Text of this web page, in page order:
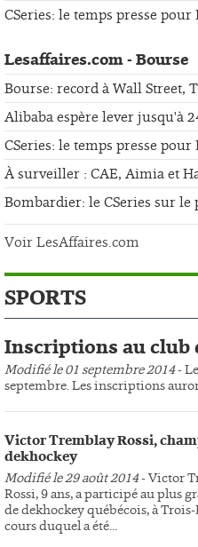
CSeries: le temps presse
Lesaffaires.com - Bourse
Bourse: record à Wall
Alibaba espère lever jusqu'à
CSeries: le temps presse
À surveiller : CAE, Aimia et
Bombardier: le CSeries sur
Voir LesAffaires.com
SPORTS
Inscriptions au club
Modifié le 01 septembre 2014-
septembre. Les inscriptions
Victor Tremblay Rossi,
dekhockey
Modifié le 29 août 2014- Victor
Rossi, 9 ans, a participé au plus
de dekhockey québécois, à
cours duquel a été...